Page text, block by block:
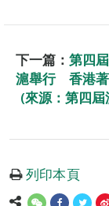
下一篇： 第四
滬舉行 香港著
(來源：第四
列印本頁